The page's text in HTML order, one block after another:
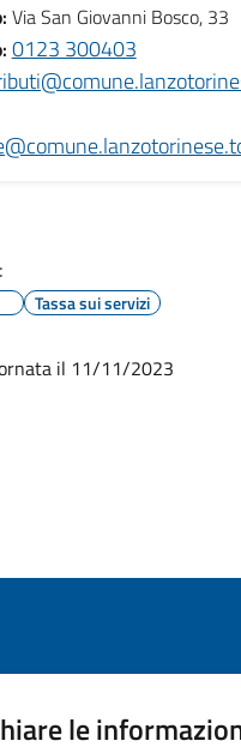
Via San Giovanni Bosco, 33
0123 300403
Tassa sui servizi
il 11/11/2023
le